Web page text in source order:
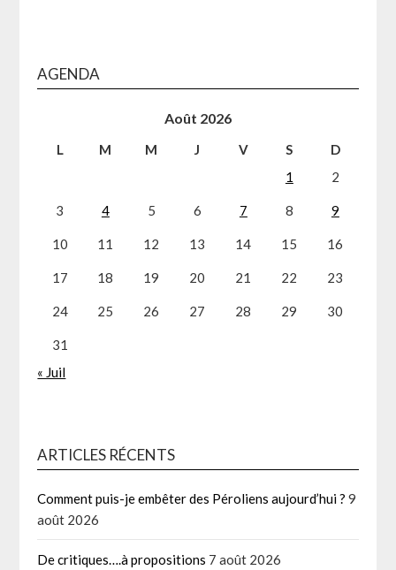
AGENDA
Août 2026
L M M J V S
D
1
2
3 4 5 6 7 8 9
10 11 12 13 14 15 16
17 18 19 20 21 22 23
24 25 26 27 28 29 30
31
« Juil
ARTICLES RÉCENTS
Comment puis-je embêter des Péroliens aujourd’hui ? 9
août 2026
De critiques….à propositions 7 août 2026